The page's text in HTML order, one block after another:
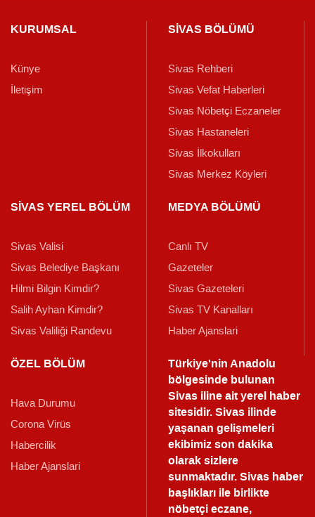
KURUMSAL
Künye
İletişim
SİVAS BÖLÜMÜ
Sivas Rehberi
Sivas Vefat Haberleri
Sivas Nöbetçi Eczaneler
Sivas Hastaneleri
Sivas İlkokulları
Sivas Merkez Köyleri
SİVAS YEREL BÖLÜM
Sivas Valisi
Sivas Belediye Başkanı
Hilmi Bilgin Kimdir?
Salih Ayhan Kimdir?
Sivas Valiliği Randevu
MEDYA BÖLÜMÜ
Canlı TV
Gazeteler
Sivas Gazeteleri
Sivas TV Kanalları
Haber Ajanslari
ÖZEL BÖLÜM
Hava Durumu
Corona Virüs
Habercilik
Haber Ajanslari
Türkiye'nin Anadolu
bölgesinde bulunan
Sivas iline ait yerel haber
sitesidir. Sivas ilinde
yaşanan gelişmeleri
ekibimiz son dakika
olarak sizlere
sunmaktadır.Sivas haber
başlıkları ile birlikte
nöbetçi eczane,